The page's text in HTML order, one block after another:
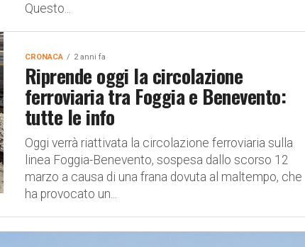
Questo...
CRONACA 2 anni fa
Riprende oggi la circolazione
ferroviaria tra Foggia e Benevento:
tutte le info
Oggi verrà riattivata la circolazione ferroviaria sulla
linea Foggia-Benevento, sospesa dallo scorso 12
marzo a causa di una frana dovuta al maltempo, che
ha provocato un...